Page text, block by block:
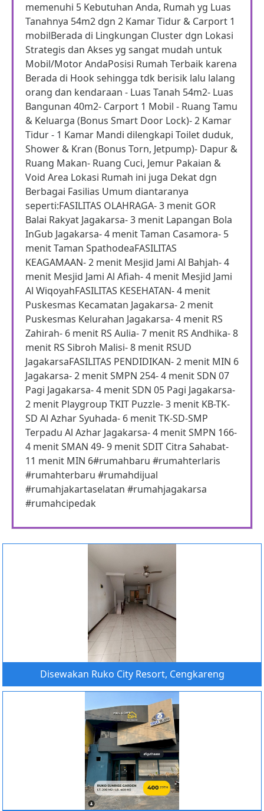
memenuhi 5 Kebutuhan Anda, Rumah yg Luas
Tanahnya 54m2 dgn 2 Kamar Tidur & Carport 1
mobilBerada di Lingkungan Cluster dgn Lokasi
Strategis dan Akses yg sangat mudah untuk
Mobil/Motor AndaPosisi Rumah Terbaik karena
Berada di Hook sehingga tdk berisik lalu lalang
orang dan kendaraan - Luas Tanah 54m2- Luas
Bangunan 40m2- Carport 1 Mobil - Ruang Tamu
& Keluarga (Bonus Smart Door Lock)- 2 Kamar
Tidur - 1 Kamar Mandi dilengkapi Toilet duduk,
Shower & Kran (Bonus Torn, Jetpump)- Dapur &
Ruang Makan- Ruang Cuci, Jemur Pakaian &
Void Area Lokasi Rumah ini juga Dekat dgn
Berbagai Fasilias Umum diantaranya
seperti:FASILITAS OLAHRAGA- 3 menit GOR
Balai Rakyat Jagakarsa- 3 menit Lapangan Bola
InGub Jagakarsa- 4 menit Taman Casamora- 5
menit Taman SpathodeaFASILITAS
KEAGAMAAN- 2 menit Mesjid Jami Al Bahjah- 4
menit Mesjid Jami Al Afiah- 4 menit Mesjid Jami
Al WiqoyahFASILITAS KESEHATAN- 4 menit
Puskesmas Kecamatan Jagakarsa- 2 menit
Puskesmas Kelurahan Jagakarsa- 4 menit RS
Zahirah- 6 menit RS Aulia- 7 menit RS Andhika- 8
menit RS Sibroh Malisi- 8 menit RSUD
JagakarsaFASILITAS PENDIDIKAN- 2 menit MIN 6
Jagakarsa- 2 menit SMPN 254- 4 menit SDN 07
Pagi Jagakarsa- 4 menit SDN 05 Pagi Jagakarsa-
2 menit Playgroup TKIT Puzzle- 3 menit KB-TK-
SD Al Azhar Syuhada- 6 menit TK-SD-SMP
Terpadu Al Azhar Jagakarsa- 4 menit SMPN 166-
4 menit SMAN 49- 9 menit SDIT Citra Sahabat-
11 menit MIN 6#rumahbaru #rumahterlaris
#rumahterbaru #rumahdijual
#rumahjakartaselatan #rumahjagakarsa
#rumahcipedak
Disewakan Ruko City Resort, Cengkareng